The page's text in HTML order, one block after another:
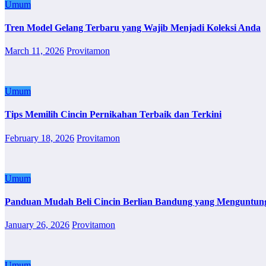
Umum
Tren Model Gelang Terbaru yang Wajib Menjadi Koleksi Anda
March 11, 2026 Provitamon
Umum
Tips Memilih Cincin Pernikahan Terbaik dan Terkini
February 18, 2026 Provitamon
Umum
Panduan Mudah Beli Cincin Berlian Bandung yang
January 26, 2026 Provitamon